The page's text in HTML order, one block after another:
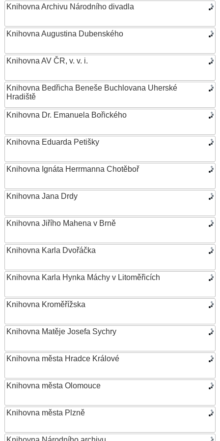
Knihovna Archivu Národního divadla
Knihovna Augustina Dubenského
Knihovna AV ČR, v. v. i.
Knihovna Bedřicha Beneše Buchlovana Uherské
Hradiště
Knihovna Dr. Emanuela Bořického
Knihovna Eduarda Petišky
Knihovna Ignáta Herrmanna Chotěboř
Knihovna Jana Drdy
Knihovna Jiřího Mahena v Brně
Knihovna Karla Dvořáčka
Knihovna Karla Hynka Máchy v Litoměřicích
Knihovna Kroměřížska
Knihovna Matěje Josefa Sychry
Knihovna města Hradce Králové
Knihovna města Olomouce
Knihovna města Plzně